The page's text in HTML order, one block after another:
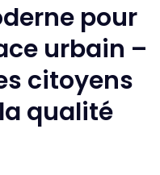
pour
urbain –
citoyens
qualité